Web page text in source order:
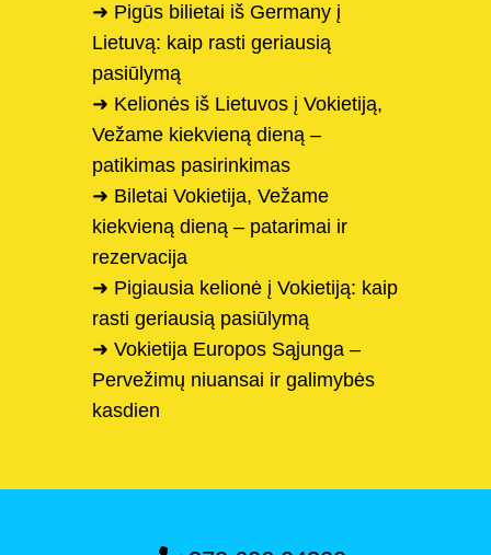
➜ Pigūs bilietai iš Germany į
Lietuvą: kaip rasti geriausią
pasiūlymą
➜ Kelionės iš Lietuvos į Vokietiją,
Vežame kiekvieną dieną –
patikimas pasirinkimas
➜ Biletai Vokietija, Vežame
kiekvieną dieną – patarimai ir
rezervacija
➜ Pigiausia kelionė į Vokietiją: kaip
rasti geriausią pasiūlymą
➜ Vokietija Europos Sąjunga –
Pervežimų niuansai ir galimybės
kasdien